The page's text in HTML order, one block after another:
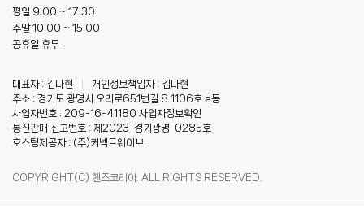
평일 9:00 ~ 17:30
주말 10:00 ~ 15:00
공휴일 휴무
대표자 : 김나현
개인정보책임자 : 김나현
주소 : 경기도 광명시 오리로651번길 8 1106호 a동
사업자번호 : 209-16-41180 사업자정보확인
통신판매 신고번호 : 제2023-경기광명-0285호
호스팅제공자 : (주)커넥트웨이브
COPYRIGHT(C) 핸즈코리아. ALL RIGHTS RESERVED.